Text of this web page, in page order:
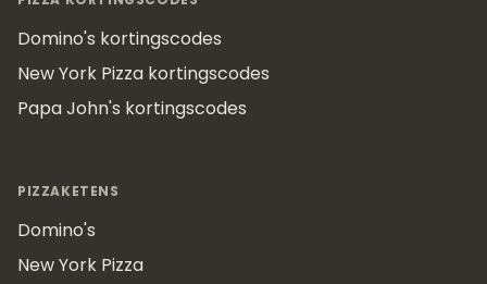
Domino's kortingscodes
New York Pizza kortingscodes
Papa John's kortingscodes
PIZZAKETENS
Domino's
New York Pizza